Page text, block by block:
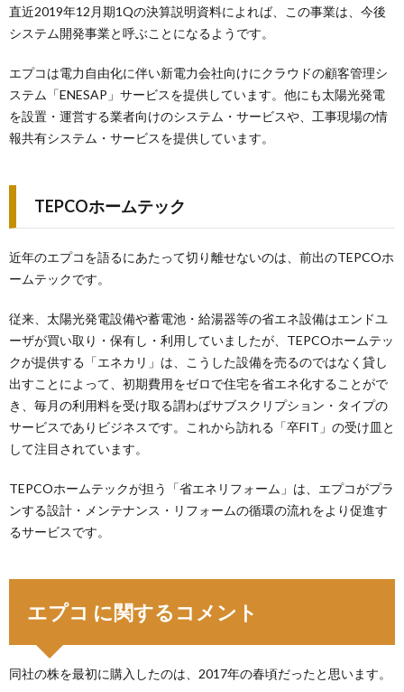
直近2019年12月期1Qの決算説明資料によれば、この事業は、今後
システム開発事業と呼ぶことになるようです。
エプコは電力自由化に伴い新電力会社向けにクラウドの顧客管理シ
ステム「ENESAP」サービスを提供しています。他にも太陽光発電
を設置・運営する業者向けのシステム・サービスや、工事現場の情
報共有システム・サービスを提供しています。
TEPCOホームテック
近年のエプコを語るにあたって切り離せないのは、前出のTEPCOホ
ームテックです。
従来、太陽光発電設備や蓄電池・給湯器等の省エネ設備はエンドユ
ーザが買い取り・保有し・利用していましたが、TEPCOホームテッ
クが提供する「エネカリ」は、こうした設備を売るのではなく貸し
出すことによって、初期費用をゼロで住宅を省エネ化することがで
き、毎月の利用料を受け取る謂わばサブスクリプション・タイプの
サービスでありビジネスです。これから訪れる「卒FIT」の受け皿と
して注目されています。
TEPCOホームテックが担う「省エネリフォーム」は、エプコがプラ
ンする設計・メンテナンス・リフォームの循環の流れをより促進す
るサービスです。
エプコ に関するコメント
同社の株を最初に購入したのは、2017年の春頃だったと思います。